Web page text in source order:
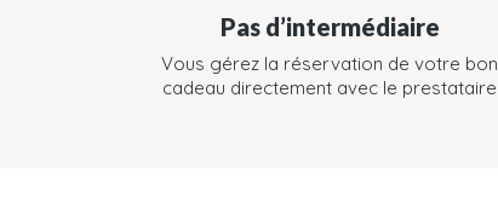
Pas d’intermédiaire
Vous gérez la réservation de votre bon
cadeau directement avec le prestataire